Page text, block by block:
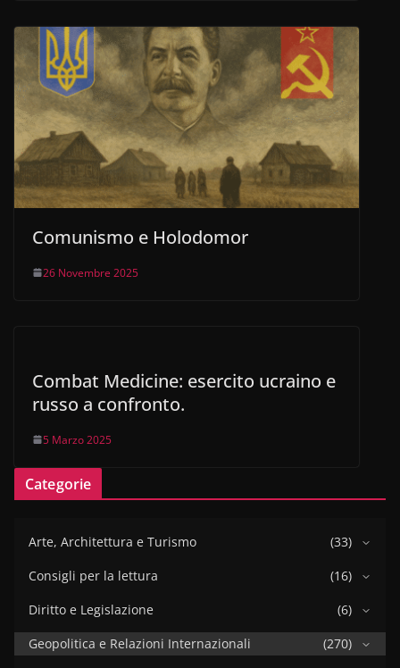
Comunismo e Holodomor
26 Novembre 2025
Combat Medicine: esercito ucraino e
russo a confronto.
5 Marzo 2025
Categorie
Arte, Architettura e Turismo
(33)
Consigli per la lettura
(16)
Diritto e Legislazione
(6)
Geopolitica e Relazioni Internazionali
(270)